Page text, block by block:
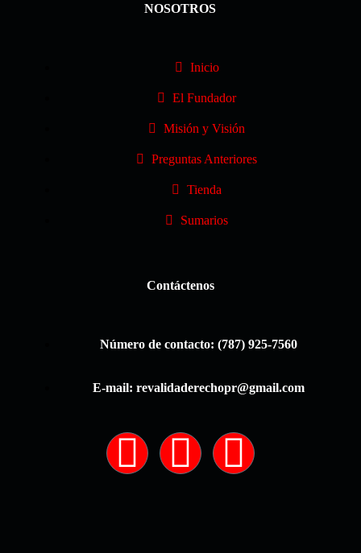
NOSOTROS
Inicio
El Fundador
Misión y Visión
Preguntas Anteriores
Tienda
Sumarios
Contáctenos
Número de contacto: (787) 925-7560
E-mail: revalidaderechopr@gmail.com